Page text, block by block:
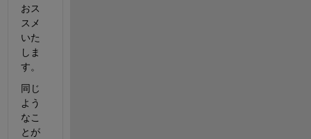
おス
スメ
いた
しま
す。
同じ
よう
なこ
とが